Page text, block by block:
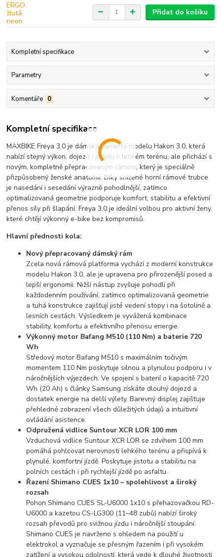
Přidat do košíku
Kompletní specifikace
Parametry
Komentáře 0
Kompletní specifikace
MAXBIKE Freya 3.0 je dámská varianta modelu Hakon 3.0, která
nabízí stejný výkon, dojezd i jistotu v lehkém terénu, ale přichází s
novým, kompletně přepracovaným rámem, který je speciálně
přizpůsobený ženské anatomii. Díky snížené horní rámové trubce
je nasedání i sesedání výrazně pohodlnější, zatímco
optimalizovaná geometrie podporuje komfort, stabilitu a efektivní
přenos síly při šlapání. Freya 3.0 je ideální volbou pro aktivní ženy,
které chtějí výkonný e-bike bez kompromisů.
Hlavní přednosti kola:
Nový přepracovaný dámský rám
Zcela nová rámová platforma vychází z moderní konstrukce
modelu Hakon 3.0, ale je upravena pro přirozenější posed a
lepší ergonomii. Nižší nástup zvyšuje pohodlí při
každodenním používání, zatímco optimalizovaná geometrie
a tuhá konstrukce zajišťují jisté vedení stopy i na šotolině a
lesních cestách. Výsledkem je vyvážená kombinace
stability, komfortu a efektivního přenosu energie.
Výkonný motor Bafang M510 (110 Nm) a baterie 720
Wh
Středový motor Bafang M510 s maximálním točivým
momentem 110 Nm poskytuje silnou a plynulou podporu i v
náročnějších výjezdech. Ve spojení s baterií o kapacitě 720
Wh (20 Ah) s články Samsung získáte dlouhý dojezd a
dostatek energie na delší výlety. Barevný displej zajišťuje
přehledné zobrazení všech důležitých údajů a intuitivní
ovládání asistence.
Odpružená vidlice Suntour XCR LOR 100 mm
Vzduchová vidlice Suntour XCR LOR se zdvihem 100 mm
pomáhá pohlcovat nerovnosti lehkého terénu a přispívá k
plynulé, komfortní jízdě. Poskytuje jistotu a stabilitu na
polních cestách i při rychlejší jízdě po asfaltu.
Řazení Shimano CUES 1x10 – spolehlivost a široký
rozsah
Pohon Shimano CUES SL-U6000 1x10 s přehazovačkou RD-
U6000 a kazetou CS-LG300 (11–48 zubů) nabízí široký
rozsah převodů pro svižnou jízdu i náročnější stoupání.
Shimano CUES je navrženo s ohledem na použití u
elektrokol a vyznačuje se přesným řazením i při vysokém
zatížení a vysokou odolností, která vede k dlouhé životnosti